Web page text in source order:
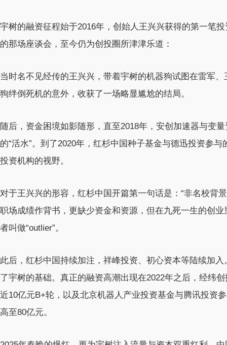
宇树的融资征程始于2016年，创始人王兴兴获得的第一笔
的那场座谈会，至今仍为创投圈所津津乐道：
当时名不见经传的王兴兴，带着宇树的机器狗试图在雷军
狗绊倒死机的意外，收获了一场略显尴尬的结局。
随后，资金困境如影随形，直至2018年，安创加速器与变
的“活水”。到了2020年，红杉中国种子基金与德迅投资参
投资机构的视野。
对于王兴兴的形容，红杉中国开篇第一句话是：“非名校背
职场成绩作背书，更缺少资金和资源，但在九死一生的创
者叫做“outlier”。
此后，红杉中国持续加注，祥峰投资、初心资本等陆续加
了宇树的基础。真正的融资高潮出现在2022年之后，经纬
近10亿元B+轮，以及北京机器人产业投资基金与腾讯投资
高至80亿元。